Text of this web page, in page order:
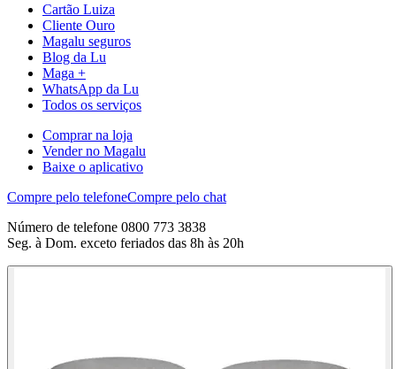
Cartão Luiza
Cliente Ouro
Magalu seguros
Blog da Lu
Maga +
WhatsApp da Lu
Todos os serviços
Comprar na loja
Vender no Magalu
Baixe o aplicativo
Compre pelo telefoneCompre pelo chat
Número de telefone 0800 773 3838
Seg. à Dom. exceto feriados das 8h às 20h